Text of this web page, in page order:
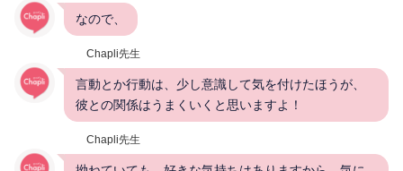
なので、
Chapli先生
言動とか行動は、少し意識して気を付けたほうが、
彼との関係はうまくいくと思いますよ！
Chapli先生